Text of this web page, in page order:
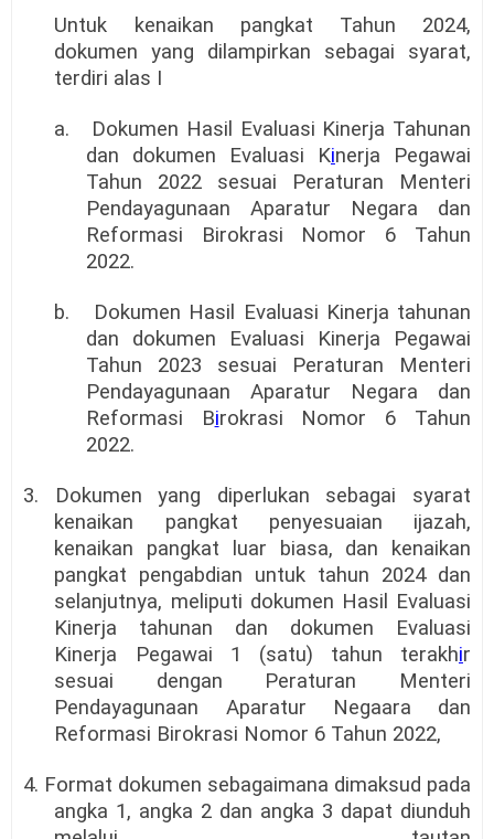
Untuk kenaikan pangkat Tahun 2024,
dokumen yang dilampirkan sebagai syarat,
terdiri alas I
a.
Dokumen Hasil Evaluasi Kinerja Tahunan
dan dokumen Evaluasi Kinerja Pegawai
Tahun 2022 sesuai Peraturan Menteri
Pendayagunaan Aparatur Negara dan
Reformasi Birokrasi Nomor 6 Tahun
2022.
b.
Dokumen Hasil Evaluasi Kinerja tahunan
dan dokumen Evaluasi Kinerja Pegawai
Tahun 2023 sesuai Peraturan Menteri
Pendayagunaan Aparatur Negara dan
Reformasi Birokrasi Nomor 6 Tahun
2022.
3. Dokumen yang diperlukan sebagai syarat
kenaikan pangkat penyesuaian ijazah,
kenaikan pangkat luar biasa, dan kenaikan
pangkat pengabdian untuk tahun 2024 dan
selanjutnya, meliputi dokumen Hasil Evaluasi
Kinerja tahunan dan dokumen Evaluasi
Kinerja Pegawai 1 (satu) tahun terakhir
sesuai dengan Peraturan Menteri
Pendayagunaan Aparatur Negaara dan
Reformasi Birokrasi Nomor 6 Tahun 2022,
4. Format dokumen sebagaimana dimaksud pada
angka 1, angka 2 dan angka 3 dapat diunduh